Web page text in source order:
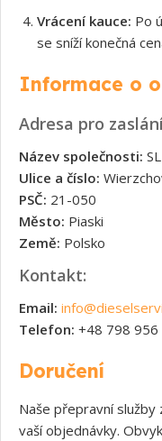
Vrácení kauce: Po
se sníží konečná
Informace o
Adresa pro
Název společnosti:
Ulice a číslo:
PSČ: 21-050
Město: Piaski
Země: Polsko
Kontakt:
Email:
Telefon: +48 798 956
Doručení
Naše přepravní
vaší objednávky.